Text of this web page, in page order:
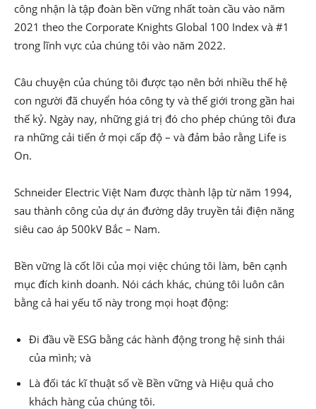
công nhận là tập đoàn bền vững nhất toàn cầu vào năm
2021 theo the Corporate Knights Global 100 Index và #1
trong lĩnh vực của chúng tôi vào năm 2022.
Câu chuyện của chúng tôi được tạo nên bởi nhiều thế hệ
con người đã chuyển hóa công ty và thế giới trong gần hai
thế kỷ. Ngày nay, những giá trị đó cho phép chúng tôi đưa
ra những cải tiến ở mọi cấp độ – và đảm bảo rằng Life is
On.
Schneider Electric Việt Nam được thành lập từ năm 1994,
sau thành công của dự án đường dây truyền tải điện năng
siêu cao áp 500kV Bắc – Nam.
Bền vững là cốt lõi của mọi việc chúng tôi làm, bên cạnh
mục đích kinh doanh. Nói cách khác, chúng tôi luôn cân
bằng cả hai yếu tố này trong mọi hoạt động:
Đi đầu về ESG bằng các hành động trong hệ sinh thái
của mình; và
Là đối tác kĩ thuật số về Bền vững và Hiệu quả cho
khách hàng của chúng tôi.